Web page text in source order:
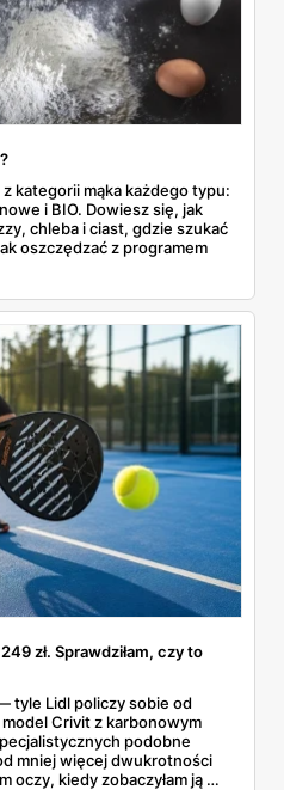
kategorii mąka każdego typu:
i BIO. Dowiesz się, jak
chleba i ciast, gdzie szukać
oszczędzać z programem
zł. Sprawdziłam, czy to
tyle Lidl policzy sobie od
model Crivit z karbonowym
podobne
mniej więcej dwukrotności
oczy, kiedy zobaczyłam ją w